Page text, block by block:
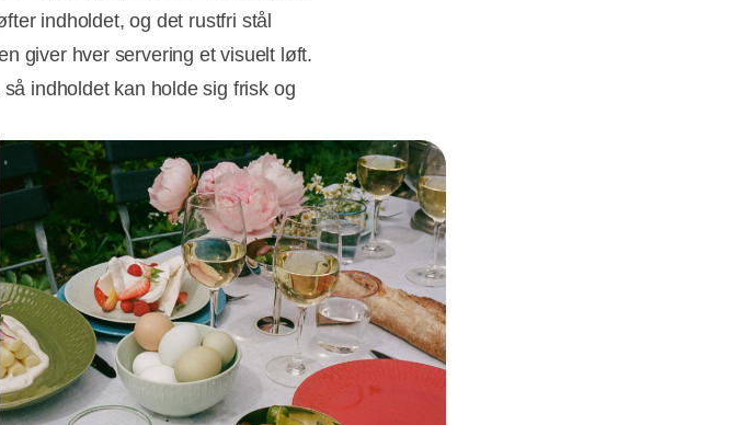
indholdet, og det rustfri stål
giver hver servering et visuelt løft.
indholdet kan holde sig frisk og